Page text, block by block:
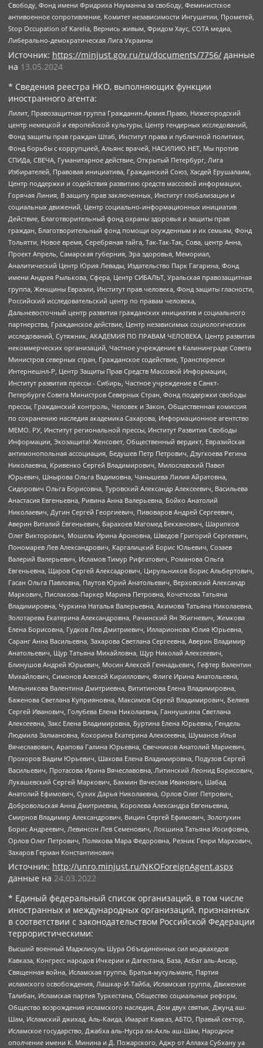
Свободу, Фонд имени Фридриха Науманна за свободу, Феминистское
антивоенное сопротивление, Комитет независимости Ингушетии, Прометей,
Stop Occupation of Karelia, Вернись живым, Фридом Хаус, СОТА медиа,
Либерально-демократическая Лига Украины
Источник: https://minjust.gov.ru/ru/documents/7756/ данные
на 13.05.2024
* Сведения реестра НКО, выполняющих функции
иностранного агента:
Лилит, Правозащитная группа Гражданин.Армия.Право, Нижегородский
центр немецкой и европейской культуры, Центр гендерных исследований,
Фонд защиты прав граждан Штаб, Институт права и публичной политики,
Фонд борьбы с коррупцией, Альянс врачей, НАСИЛИЮ.НЕТ, Мы против
СПИДа, СВЕЧА, Гуманитарное действие, Открытый Петербург, Лига
Избирателей, Правовая инициатива, Гражданский Союз, Хасдей Ерушалаим,
Центр поддержки и содействия развитию средств массовой информации,
Горячая Линия, В защиту прав заключенных, Институт глобализации и
социальных движений, Центр социально-информационных инициатив
Действие, Благотворительный фонд охраны здоровья и защиты прав
граждан, Благотворительный фонд помощи осужденным и их семьям, Фонд
Тольятти, Новое время, Серебряная тайга, Так-Так-Так, Сова, центр Анна,
Проект Апрель, Самарская губерния, Эра здоровья, Мемориал,
Аналитический Центр Юрия Левады, Издательство Парк Гагарина, Фонд
имени Андрея Рылькова, Сфера, Центр СИБАЛЬТ, Уральская правозащитная
группа, Женщины Евразии, Институт прав человека, Фонд защиты гласности,
Российский исследовательский центр по правам человека,
Дальневосточный центр развития гражданских инициатив и социального
партнерства, Гражданское действие, Центр независимых социологических
исследований, Сутяжник, АКАДЕМИЯ ПО ПРАВАМ ЧЕЛОВЕКА, Центр развития
некоммерческих организаций, Частное учреждение в Калининграде Совета
Министров северных стран, Гражданское содействие, Трансперенси
Интернешнл-Р, Центр Защиты Прав Средств Массовой Информации,
Институт развития прессы - Сибирь, Частное учреждение в Санкт-
Петербурге Совета Министров Северных Стран, Фонд поддержки свободы
прессы, Гражданский контроль, Человек и Закон, Общественная комиссия
по сохранению наследия академика Сахарова, Информационное агентство
МЕМО. РУ, Институт региональной прессы, Институт Развития Свободы
Информации, Экозащита!-Женсовет, Общественный вердикт, Евразийская
антимонопольная ассоциация, Бедушев Петр Петрович, Дзугкоева Регина
Николаевна, Кривенко Сергей Владимирович, Милославский Павел
Юрьевич, Шнырова Ольга Вадимовна, Чанышева Лилия Айратовна,
Сидорович Ольга Борисовна, Туровский Александр Алексеевич, Васильева
Анастасия Евгеньевна, Ривина Анна Валерьевна, Бойко Анатолий
Николаевич, Дугин Сергей Георгиевич, Пивоваров Андрей Сергеевич,
Аверин Виталий Евгеньевич, Барахоев Магомед Бекханович, Шарипков
Олег Викторович, Мошель Ирина Ароновна, Шведов Григорий Сергеевич,
Пономарев Лев Александрович, Каргалицкий Борис Юльевич, Созаев
Валерий Валерьевич, Исламов Тимур Рифгатович, Романова Ольга
Евгеньевна, Щаров Сергей Алексадрович, Цирульников Борис Альбертович,
Гасан Ольга Павловна, Паутов Юрий Анатольевич, Верховский Александр
Маркович, Пислакова-Паркер Марина Петровна, Кочеткова Татьяна
Владимировна, Чуркина Наталья Валерьевна, Акимова Татьяна Николаевна,
Золотарева Екатерина Александровна, Рачинский Ян Збигневич, Жемкова
Елена Борисовна, Гудков Лев Дмитриевич, Илларионова Юлия Юрьевна,
Саранг Анна Васильевна, Захарова Светлана Сергеевна, Аверин Владимир
Анатольевич, Щур Татьяна Михайловна, Щур Николай Алексеевич,
Блинушов Андрей Юрьевич, Мосин Алексей Геннадьевич, Гефтер Валентин
Михайлович, Симонов Алексей Кириллович, Флиге Ирина Анатольевна,
Мельникова Валентина Дмитриевна, Вититинова Елена Владимировна,
Баженова Светлана Куприяновна, Максимов Сергей Владимирович, Беляев
Сергей Иванович, Голубева Елена Николаевна, Ганнушкина Светлана
Алексеевна, Закс Елена Владимировна, Буртина Елена Юрьевна, Гендель
Людмила Залмановна, Кокорина Екатерина Алексеевна, Шуманов Илья
Вячеславович, Арапова Галина Юрьевна, Свечников Анатолий Мариевич,
Прохоров Вадим Юрьевич, Шахова Елена Владимировна, Подузов Сергей
Васильевич, Протасова Ирина Вячеславовна, Литинский Леонид Борисович,
Лукашевский Сергей Маркович, Бахмин Вячеслав Иванович, Шабад
Анатолий Ефимович, Сухих Дарья Николаевна, Орлов Олег Петрович,
Добровольская Анна Дмитриевна, Королева Александра Евгеньевна,
Смирнов Владимир Александрович, Вицин Сергей Ефимович, Золотухин
Борис Андреевич, Левинсон Лев Семенович, Локшина Татьяна Иосифовна,
Орлов Олег Петрович, Полякова Мара Федоровна, Резник Генри Маркович,
Захаров Герман Константинович
Источник: http://unro.minjust.ru/NKOForeignAgent.aspx
данные на 24.03.2022
* Единый федеральный список организаций, в том числе
иностранных и международных организаций, признанных
в соответствии с законодательством Российской Федерации
террористическими:
Высший военный Маджлисуль Шура Объединенных сил моджахедов
Кавказа, Конгресс народов Ичкерии и Дагестана, База, Асбат аль-Ансар,
Священная война, Исламская группа, Братья-мусульмане, Партия
исламского освобождения, Лашкар-И-Тайба, Исламская группа, Движение
Талибан, Исламская партия Туркестана, Общество социальных реформ,
Общество возрождения исламского наследия, Дом двух святых, Джунд аш-
Шам, Исламский джихад, Аль-Каида, Имарат Кавказ, АБТО, Правый сектор,
Исламское государство, Джабха аль-Нусра ли-Ахль аш-Шам, Народное
ополчение имени К. Минина и Д. Пожарского, Аджр от Аллаха Субхану уа